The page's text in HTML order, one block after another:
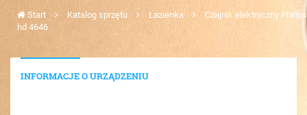
Start Katalog sprzętu Łazienka
Czajnik elektryczny Philips
hd 4646
INFORMACJE O URZĄDZENIU